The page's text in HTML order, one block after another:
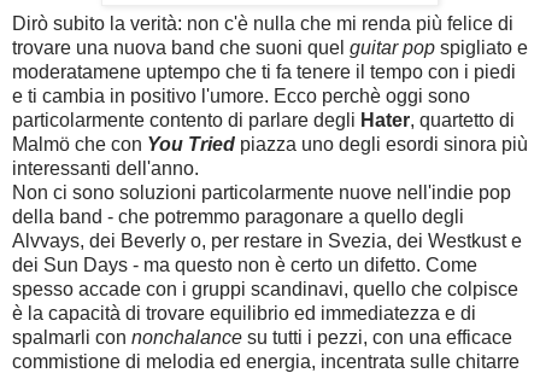
Dirò subito la verità: non c'è nulla che mi renda più felice di
trovare una nuova band che suoni quel guitar pop spigliato e
moderatamene uptempo che ti fa tenere il tempo con i piedi
e ti cambia in positivo l'umore. Ecco perchè oggi sono
particolarmente contento di parlare degli Hater, quartetto di
Malmö che con You Tried piazza uno degli esordi sinora più
interessanti dell'anno.
Non ci sono soluzioni particolarmente nuove nell'indie pop
della band - che potremmo paragonare a quello degli
Alvvays, dei Beverly o, per restare in Svezia, dei Westkust e
dei Sun Days - ma questo non è certo un difetto. Come
spesso accade con i gruppi scandinavi, quello che colpisce
è la capacità di trovare equilibrio ed immediatezza e di
spalmarl i con nonchalance su tutti i pezzi, con una efficace
commistione di melodia ed energia, incentrata sulle chitarre